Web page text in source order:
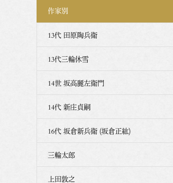
作家別
13代 田原陶兵衛
13代三輪休雪
14世 坂高麗左衛門
14代 新庄貞嗣
16代 坂倉新兵衛 (坂倉正紘)
三輪太郎
上田敦之